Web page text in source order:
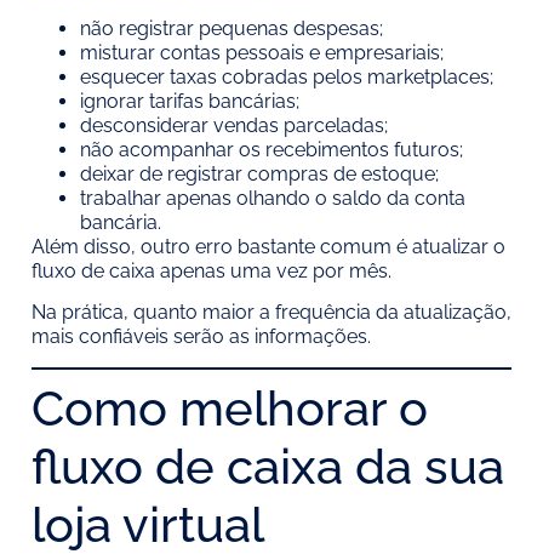
não registrar pequenas despesas;
misturar contas pessoais e empresariais;
esquecer taxas cobradas pelos marketplaces;
ignorar tarifas bancárias;
desconsiderar vendas parceladas;
não acompanhar os recebimentos futuros;
deixar de registrar compras de estoque;
trabalhar apenas olhando o saldo da conta
bancária.
Além disso, outro erro bastante comum é atualizar o
fluxo de caixa apenas uma vez por mês.
Na prática, quanto maior a frequência da atualização,
mais confiáveis serão as informações.
Como melhorar o
fluxo de caixa da sua
loja virtual